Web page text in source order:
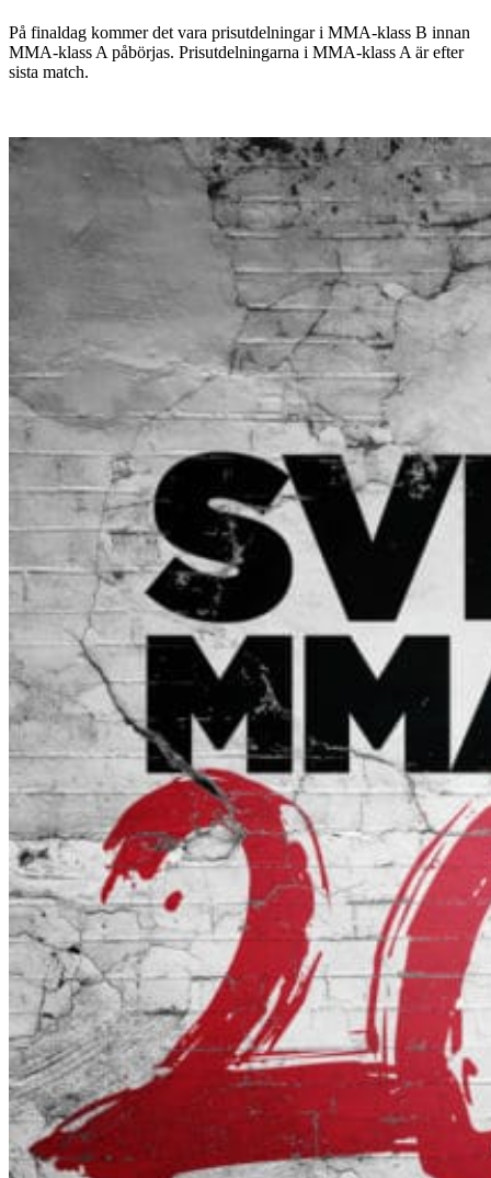
På finaldag kommer det vara prisutdelningar i MMA-klass B innan
MMA-klass A påbörjas. Prisutdelningarna i MMA-klass A är efter
sista match.